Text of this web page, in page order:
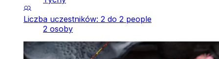
Liczba uczestników: 2 do 2 people
2 osoby